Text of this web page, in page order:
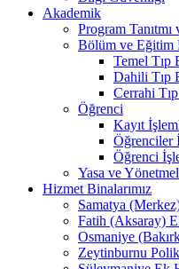
Akademik
Program
Bölüm ve Eğitim
Temel Tıp
Dahili Tıp
Cerrahi
Öğrenci
Kayıt
Öğrenciler
Öğrenci
Yasa ve
Hizmet Binalarımız
Samatya
Fatih (Aksaray)
Osmaniye
Zeytinburnu